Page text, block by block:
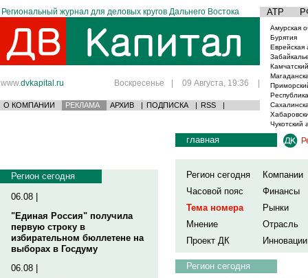
Региональный журнал для деловых кругов Дальнего Востока АТР
www.dvkapital.ru Воскресенье | 09 Августа, 19:36 |
О КОМПАНИИ РЕКЛАМА АРХИВ | ПОДПИСКА | RSS |
Амурская
Бурятия
Еврейская
Чукотский
Регион сегодня
06.08 |
"Единая Россия" получила
первую строку в
избирательном бюллетене на
выборах в Госдуму
06.08 |
главная
Регион сегодня
Компании
Часовой пояс
Финансы
Тема номера
Рынки
Мнение
Отрасль
Проект ДК
Инновации
Регион сегодня